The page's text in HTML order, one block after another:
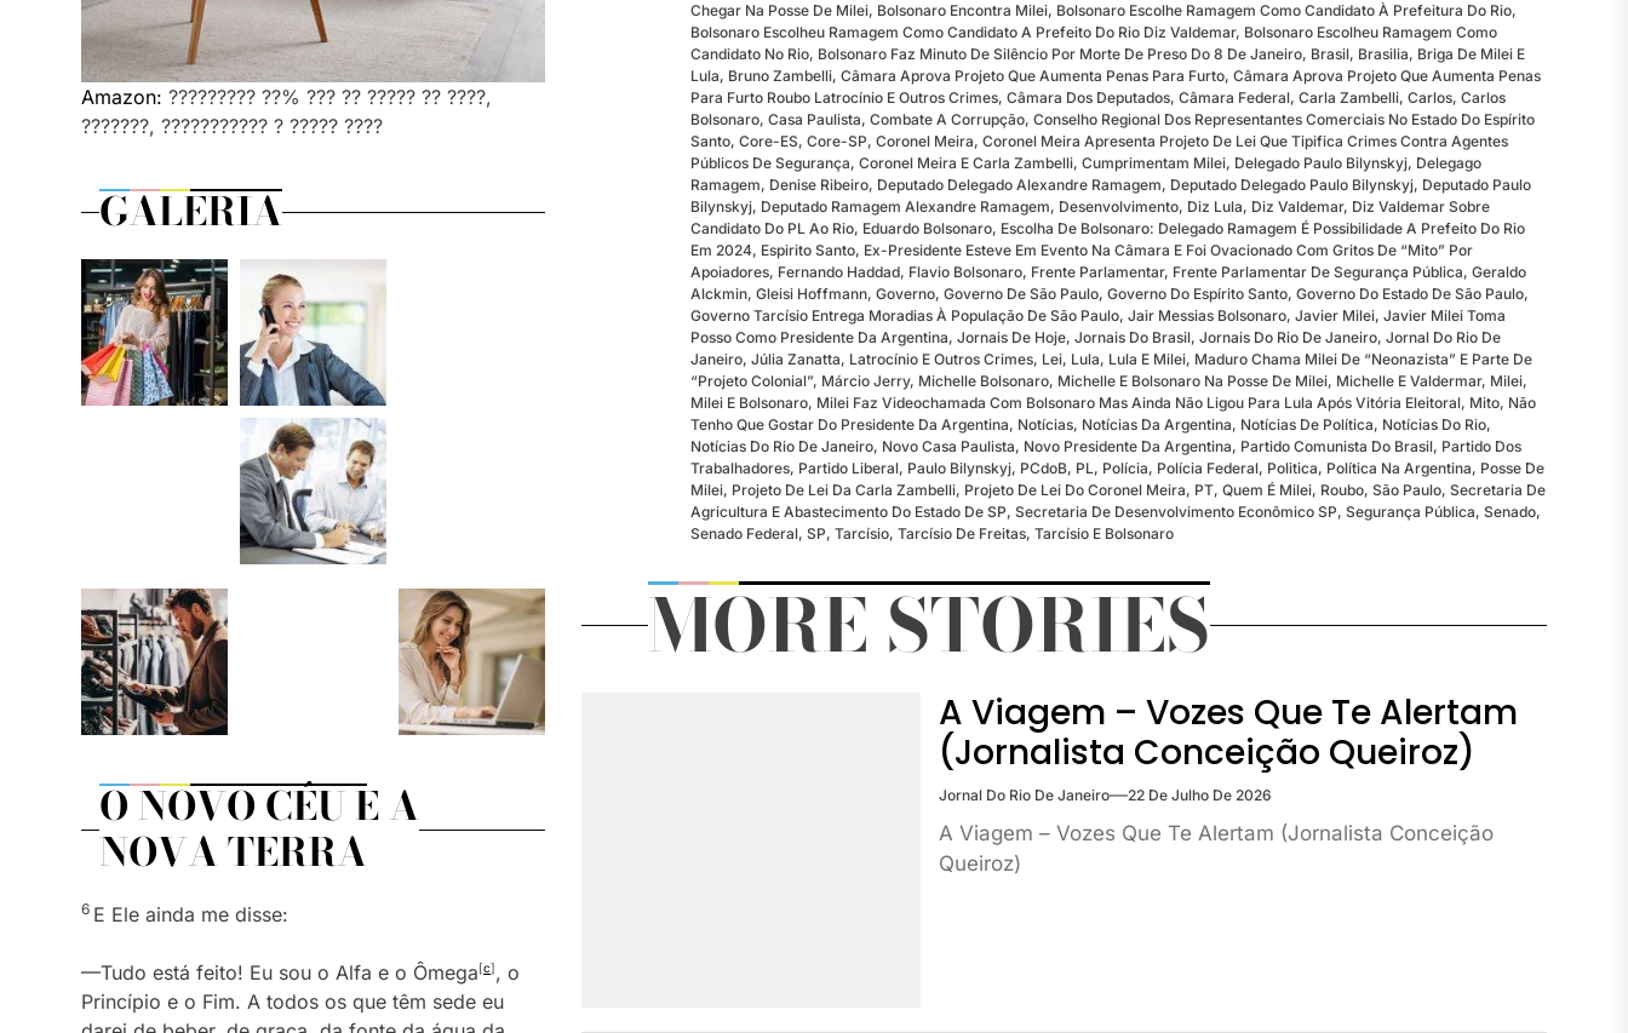
Chegar Na Posse De Milei, Bolsonaro Encontra Milei, Bolsonaro Escolhe Ramagem Como Candidato À Prefeitura Do Rio,
Bolsonaro Escolheu Ramagem Como Candidato A Prefeito Do Rio Diz Valdemar, Bolsonaro Escolheu Ramagem Como
Candidato No Rio, Bolsonaro Faz Minuto De Silêncio Por Morte De Preso Do 8 De Janeiro, Brasil, Brasilia, Briga De Milei E
Lula, Bruno Zambelli,Câmara Aprova Projeto Que Aumenta Penas Para Furto,Câmara Aprova Projeto Que Aumenta Penas
Para Furto Roubo Latrocínio E Outros Crimes,Câmara Dos Deputados,Câmara Federal,Carla Zambelli,Carlos,Carlos
Bolsonaro,Casa Paulista,Combate A Corrupção,Conselho Regional Dos Representantes Comerciais No Estado Do Espírito
Santo,Core-ES,Core-SP,Coronel Meira,Coronel Meira Apresenta Projeto De Lei Que Tipifica Crimes Contra Agentes
Públicos De Segurança,Coronel Meira E Carla Zambelli,Cumprimentam Milei, Delegado Paulo Bilynskyj, Delegago
Ramagem, Denise Ribeiro, Deputado Delegado Alexandre Ramagem, Deputado Delegado Paulo Bilynskyj, Deputado Paulo
Bilynskyj, Deputado Ramagem Alexandre Ramagem, Desenvolvimento, Diz Lula, Diz Valdemar, Diz Valdemar Sobre
Candidato Do PL Ao Rio, Eduardo Bolsonaro, Escolha De Bolsonaro: Delegado Ramagem É Possibilidade A Prefeito Do Rio
Em 2024, Espirito Santo, Ex-Presidente Esteve Em Evento Na Câmara E Foi Ovacionado Com Gritos De “mito” Por
Apoiadores, Fernando Haddad, Flavio Bolsonaro, Frente Parlamentar, Frente Parlamentar De Segurança Pública,Geraldo
Alckmin,Gleisi Hoffmann,Governo,Governo De São Paulo,Governo Do Espírito Santo,Governo Do Estado De São Paulo,
Governo Tarcísio Entrega Moradias À População De São Paulo,Jair Messias Bolsonaro,Javier Milei,Javier Milei Toma
Posso Como Presidente Da Argentina,Jornais De Hoje,Jornais Do Brasil,Jornais Do Rio De Janeiro,Jornal Do Rio De
Janeiro,Júlia Zanatta, Latrocínio E Outros Crimes, Lei, Lula, Lula E Milei, Maduro Chama Milei De “neonazista” E Parte De
“projeto Colonial”, Márcio Jerry, Michelle Bolsonaro, Michelle E Bolsonaro Na Posse De Milei, Michelle E Valdermar, Milei,
Milei E Bolsonaro, Milei Faz Videochamada Com Bolsonaro Mas Ainda Não Ligou Para Lula Após Vitória Eleitoral, Mito, Não
Tenho Que Gostar Do Presidente Da Argentina, Notícias, Notícias Da Argentina, Notícias De Política, Notícias Do Rio,
Notícias Do Rio De Janeiro, Novo Casa Paulista, Novo Presidente Da Argentina, Partido Comunista Do Brasil, Partido Dos
Trabalhadores, Partido Liberal, Paulo Bilynskyj, PCdoB, PL, Polícia, Polícia Federal, Politica, Política Na Argentina, Posse De
Milei, Projeto De Lei Da Carla Zambelli, Projeto De Lei Do Coronel Meira, PT,Quem É Milei, Roubo,São Paulo,Secretaria De
Agricultura E Abastecimento Do Estado De SP,Secretaria De Desenvolvimento Econômico SP,Segurança Pública,Senado,
Senado Federal,SP,Tarcísio,Tarcísio De Freitas,Tarcísio E Bolsonaro
MORE STORIES
A Viagem – Vozes Que Te Alertam
(Jornalista Conceição Queiroz)
Jornal Do Rio De Janeiro 22 De Julho De 2026
A Viagem – Vozes Que Te Alertam (Jornalista Conceição
Queiroz)
Amazon: ????????? ??% ??? ?? ????? ?? ????,
???????, ??????????? ? ????? ????
GALERIA
O NOVO CÉU E A
NOVA TERRA
6 E Ele ainda me disse:
—Tudo está feito! Eu sou o Alfa e o Ômega[c], o
Princípio e o Fim. A todos os que têm sede eu